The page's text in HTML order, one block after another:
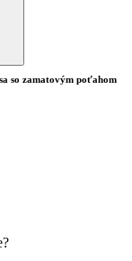
so zamatovým poťahom